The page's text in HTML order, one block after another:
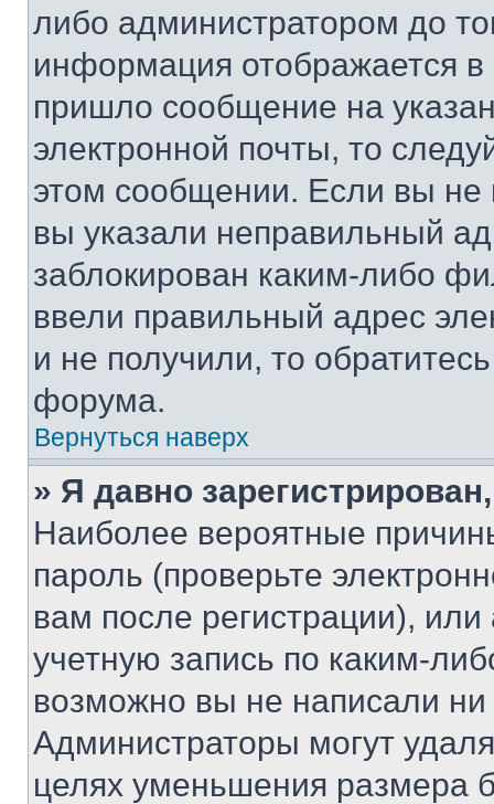
либо администратором до
информация отображается
пришло сообщение на
электронной почты, то
этом сообщении. Если вы
вы указали неправильный
заблокирован каким-либо
ввели правильный адрес
и не получили, то
форума.
Вернуться наверх
» Я давно
Наиболее вероятные
пароль (проверьте
вам после регистрации),
учетную запись по каким-
возможно вы не написали
Администраторы могут
целях уменьшения размера